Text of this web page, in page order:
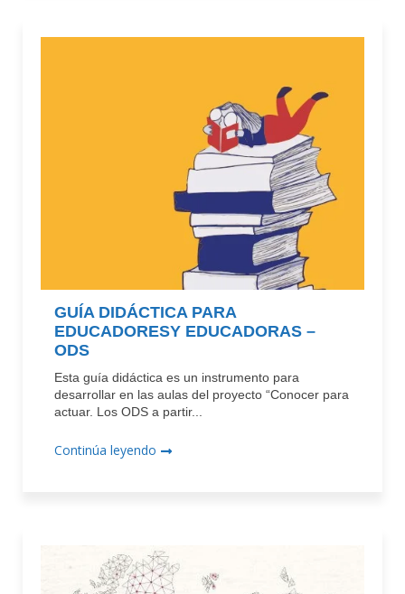
GUÍA DIDÁCTICA PARA
EDUCADORESY EDUCADORAS –
ODS
Esta guía didáctica es un instrumento para
desarrollar en las aulas del proyecto “Conocer para
actuar. Los ODS a partir...
Continúa leyendo